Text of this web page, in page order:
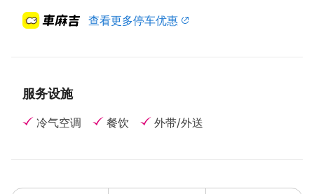
查看更多停车优惠
服务设施
冷气空调 餐饮 外带/外送